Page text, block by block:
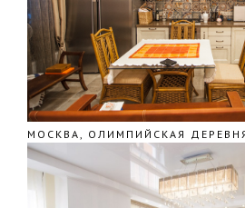
МОСКВА, ОЛИМПИЙСКАЯ